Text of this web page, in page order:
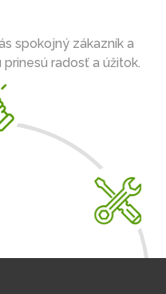
spokojný zákazník a
radosť a úžitok.